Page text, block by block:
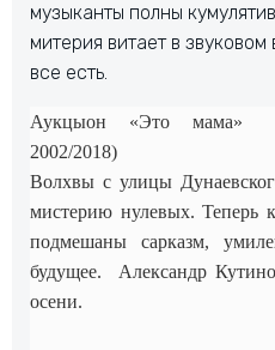
музыканты полны
митерия витает в
все есть.
Аукцыон «Это мама»
2002/2018)
Волхвы с улицы
мистерию нулевых. Теперь
подмешаны сарказм,
будущее.
Александр
осени.